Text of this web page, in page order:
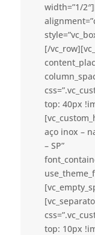
width=”1/
[/
top: 40px
aço inox –
– SP”
top: 10px